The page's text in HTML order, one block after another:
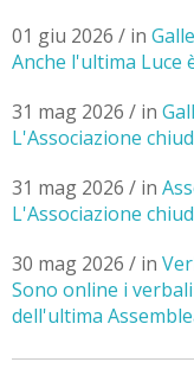
01 giu 2026 / in
Anche l'ultima Luce
31 mag 2026 / in
L'Associazione
31 mag 2026 / in
L'Associazione
30 mag 2026 / in
Sono online i
dell'ultima